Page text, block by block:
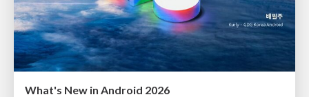
What's New in Android 2026